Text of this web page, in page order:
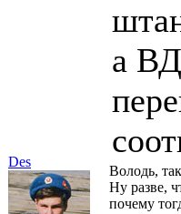
Des
а
Володь,
Ну разве,
почему